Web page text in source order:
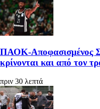
ΠΑΟΚ-Αποφασισμένος
κρίνονται και από τον
πριν 30 λεπτά